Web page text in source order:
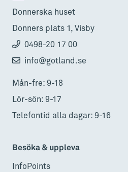
Donnerska huset
Donners plats 1, Visby
0498-20 17 00
info@gotland.se
Mån-fre: 9-18
Lör-sön: 9-17
Telefontid alla dagar: 9-16
Besöka & uppleva
InfoPoints